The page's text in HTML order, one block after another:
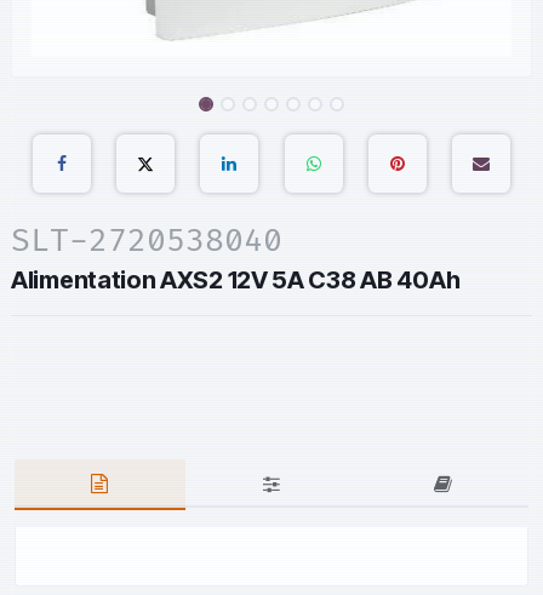
SLT-2720538040
Alimentation AXS2 12V 5A C38 AB 40Ah